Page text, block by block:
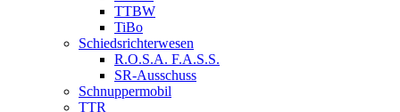
TTBW
TiBo
Schiedsrichterwesen
R.O.S.A. F.A.S.S.
SR-Ausschuss
Schnuppermobil
TTR